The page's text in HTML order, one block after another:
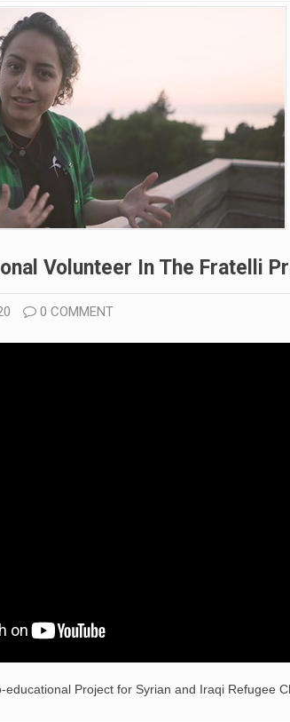
Volunteer In The Fratelli
0 COMMENT
educational Project for Syrian and Iraqi Refugee